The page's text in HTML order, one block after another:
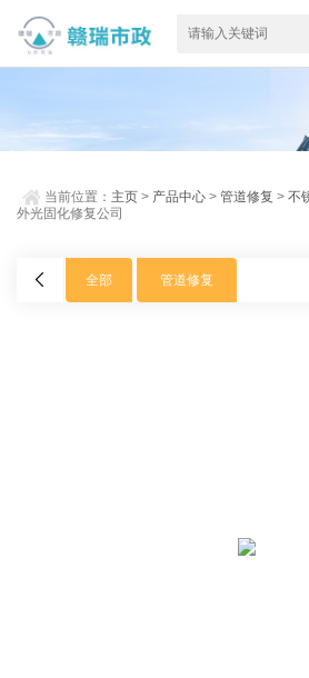
当前位置： 主页 > 产品中心 >管道修复 >不
外光固化修复公司
全部 管道修复